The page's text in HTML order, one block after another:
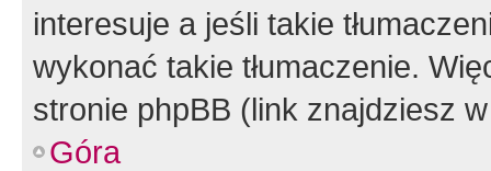
interesuje a jeśli takie
wykonać takie tłumaczenie.
stronie phpBB (link znajdziesz
Góra